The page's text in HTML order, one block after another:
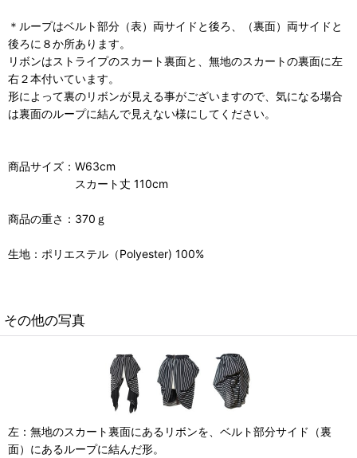
＊ループはベルト部分（表）両サイドと後ろ、（裏面）両サイドと
後ろに８か所あります。
リボンはストライプのスカート裏面と、無地のスカートの裏面に左
右２本付いています。
形によって裏のリボンが見える事がございますので、気になる場合
は裏面のループに結んで見えない様にしてください。
商品サイズ：W63cm
スカート丈 110cm
商品の重さ：370ｇ
生地：ポリエステル（Polyester) 100%
その他の写真
左：無地のスカート裏面にあるリボンを、ベルト部分サイド（裏
面）にあるループに結んだ形。